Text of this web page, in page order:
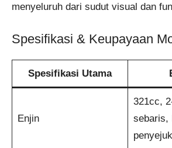
menyeluruh dari sudut visual dan
Spesifikasi & Keupayaan
Spesifikasi Utama
Enjin
321cc,
sebaris,